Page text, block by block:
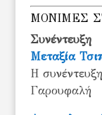
ΜΟΝΙΜΕΣ
Συνέντευξη
Μεταξία
Η
Γαρουφαλή